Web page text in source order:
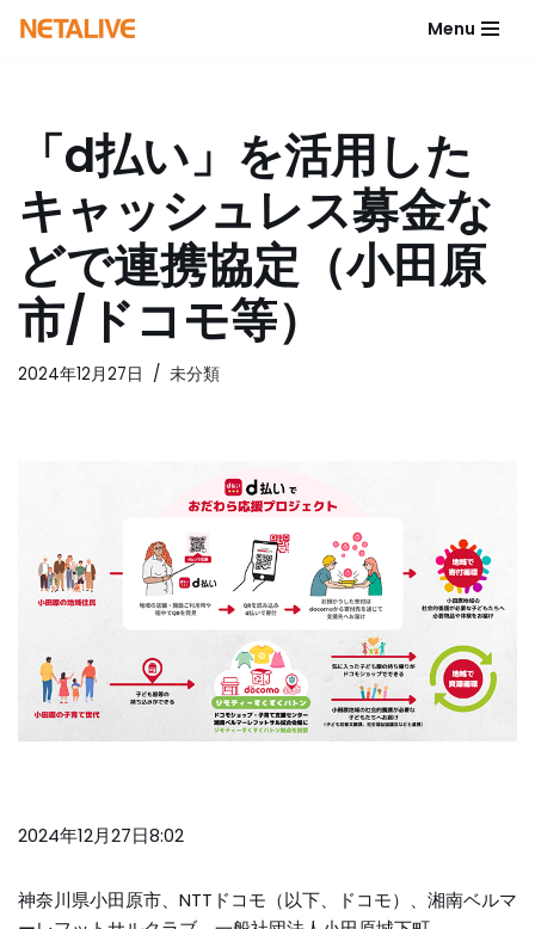
へ
キ
ッ
プ
Menu
「d払い」を活用した
キャッシュレス募金な
どで連携協定（小田原
市/ドコモ等）
2024年12月27日 未分類
2024年12月27日8:02
神奈川県小田原市、NTTドコモ（以下、ドコモ）、湘南ベルマ